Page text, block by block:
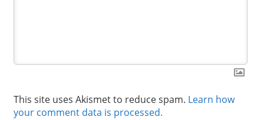
This site uses Akismet to reduce spam. Learn how
your comment data is processed.